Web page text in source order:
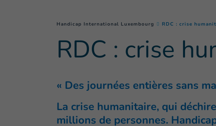
You are here :
Handicap International Luxembourg RDC : crise
RDC : crise
« Des journées entières sans
La crise humanitaire, qui
millions de personnes.